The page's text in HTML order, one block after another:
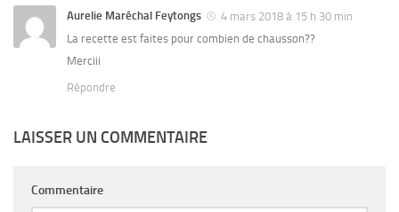
Aurelie Maréchal Feytongs
4 mars 2018 à 15 h 30 min
La recette est faites pour combien de chausson??
Merciii
Répondre
LAISSER UN COMMENTAIRE
Commentaire